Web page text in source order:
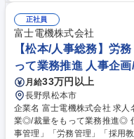
定者対応 募集職種 【
正社員
富士電機株式会社
【松本/人事総務】労
って業務推進 人事企
月給33万円以上
長野県松本市
企業名 富士電機株式会社 求人名 【松本/人事総務】労務・採用担当/長期就
業◎/裁量をもって業務推進◎ 仕事の内容 ご経験や得意領域に応じて「人
事管理」「労務管理」「採用